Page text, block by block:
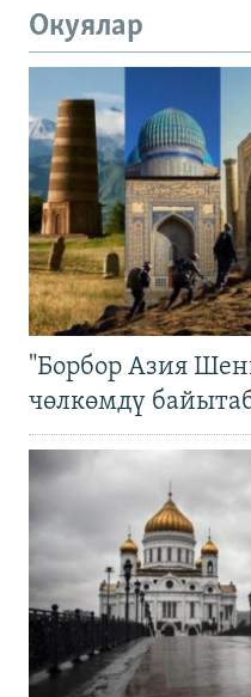
Окуялар
"Борбор Азия
чөлкөмдү